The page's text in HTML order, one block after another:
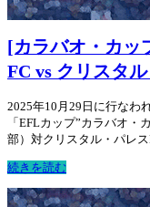
[カラバオ・カッ
FC vs クリスタ
2025年10月29日に行なわ
「EFLカップ”カラバオ・
部）対クリスタル・パレ
続きを読む